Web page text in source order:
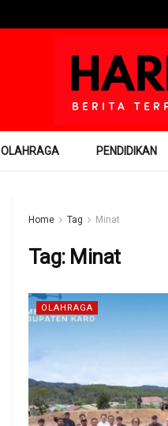
OLAHRAGA PENDIDIKAN
Home Tag Minat
Tag: Minat
OLAHRAGA